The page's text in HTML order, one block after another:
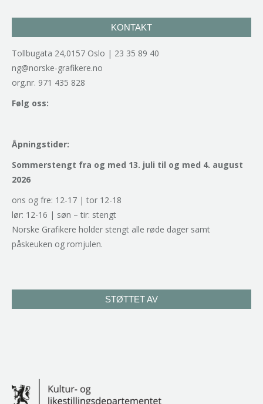
KONTAKT
Tollbugata 24,0157 Oslo | 23 35 89 40
ng@norske-grafikere.no
org.nr. 971 435 828
Følg oss:
Åpningstider:
Sommerstengt fra og med 13. juli til og med 4. august
2026
ons og fre: 12-17 | tor 12-18
lør: 12-16 | søn – tir: stengt
Norske Grafikere holder stengt alle røde dager samt
påskeuken og romjulen.
STØTTET AV